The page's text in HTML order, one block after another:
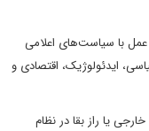
با سیاست‌های اعلامی
ایدئولوژیک، اقتصادی و
یا راز بقا در نظام